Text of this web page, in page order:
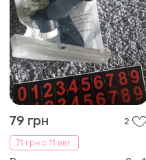
79 грн
2
71 грн с 11 авг.